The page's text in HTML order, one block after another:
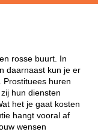
rosse buurt. In
daarnaast kun je er
Prostituees huren
hun diensten
het je gaat kosten
hangt vooral af
wensen